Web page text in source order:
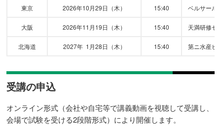
東京 2026年10月29日（木） 15:40 ベルサール
大阪 2026年11月19日（木） 15:40 天満研修セ
北海道 2027年 1月28日（木） 15:40 第ニ水産ビ
受講の申込
オンライン形式（会社や自宅等で講義動画を視聴して受講し、
会場で試験を受ける2段階形式）により開催します。